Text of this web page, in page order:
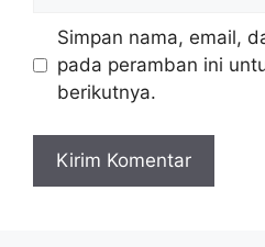
Simpan nama, email,
pada peramban ini
berikutnya.